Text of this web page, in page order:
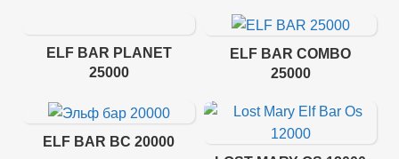
ELF BAR PLANET
25000
ELF BAR COMBO
25000
ELF BAR BC 20000